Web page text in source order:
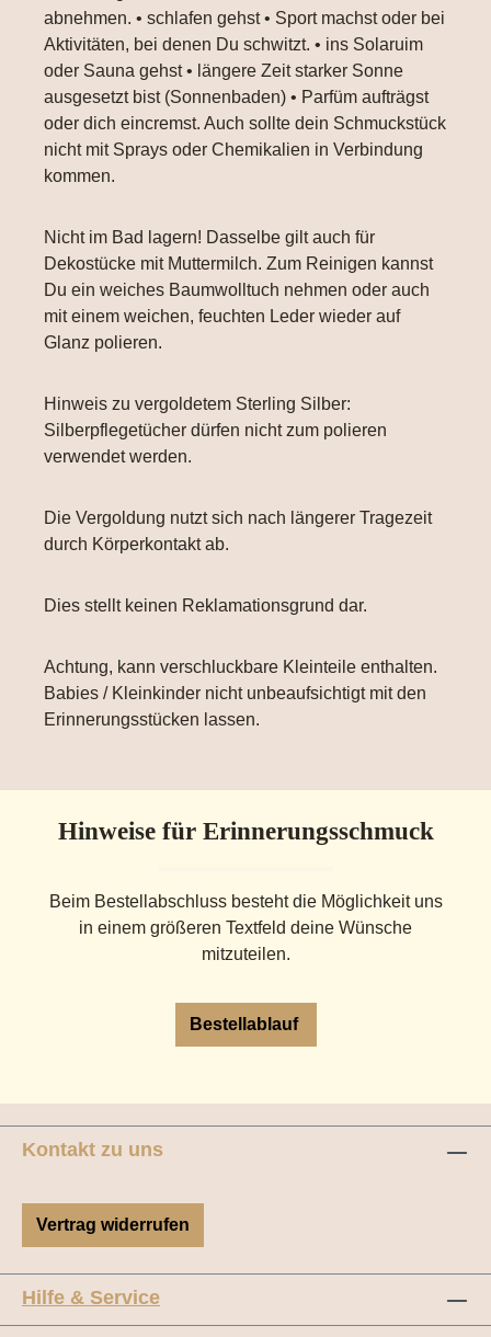
abnehmen. • schlafen gehst • Sport machst oder bei
Aktivitäten, bei denen Du schwitzt. • ins Solaruim
oder Sauna gehst • längere Zeit starker Sonne
ausgesetzt bist (Sonnenbaden) • Parfüm aufträgst
oder dich eincremst. Auch sollte dein Schmuckstück
nicht mit Sprays oder Chemikalien in Verbindung
kommen.
Nicht im Bad lagern! Dasselbe gilt auch für
Dekostücke mit Muttermilch. Zum Reinigen kannst
Du ein weiches Baumwolltuch nehmen oder auch
mit einem weichen, feuchten Leder wieder auf
Glanz polieren.
Hinweis zu vergoldetem Sterling Silber:
Silberpflegetücher dürfen nicht zum polieren
verwendet werden.
Die Vergoldung nutzt sich nach längerer Tragezeit
durch Körperkontakt ab.
Dies stellt keinen Reklamationsgrund dar.
Achtung, kann verschluckbare Kleinteile enthalten.
Babies / Kleinkinder nicht unbeaufsichtigt mit den
Erinnerungsstücken lassen.
Hinweise für Erinnerungsschmuck
Beim Bestellabschluss besteht die Möglichkeit uns
in einem größeren Textfeld deine Wünsche
mitzuteilen.
Bestellablauf
Kontakt zu uns
Vertrag widerrufen
Hilfe & Service